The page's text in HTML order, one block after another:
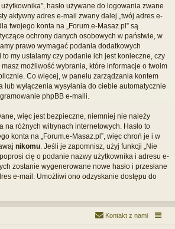
hasło używane do logowania zwane
aktywny adres e-mail zwany dalej „twój adres e-
twojego konta na „Forum.e-Masaz.pl” są
ochrony danych osobowych w państwie, w
prawo wymagać podania dodatkowych
my ustalamy czy podanie ich jest konieczne, czy
możliwość wybrania, które informacje o twoim
Co więcej, w panelu zarządzania kontem
lub wyłączenia wysyłania do ciebie automatycznie
phpBB e-maili.
więc jest bezpieczne, niemniej nie należy
na różnych witrynach internetowych. Hasło to
konta na „Forum.e-Masaz.pl”, więc chroń je i w
nikomu . Jeśli je zapomnisz, użyj funkcji „Nie
cię o podanie nazwy użytkownika i adresu e-
zostanie wygenerowane nowe hasło i przesłane
e-mail. Umożliwi ono odzyskanie dostępu do
Kontakt z nami